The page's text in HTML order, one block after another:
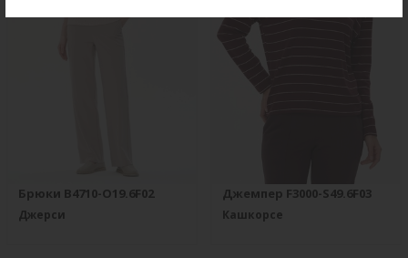
Брюки B4710-O19.6F02
Джерси
Джемпер F3000-S49.6F03
Кашкорсе